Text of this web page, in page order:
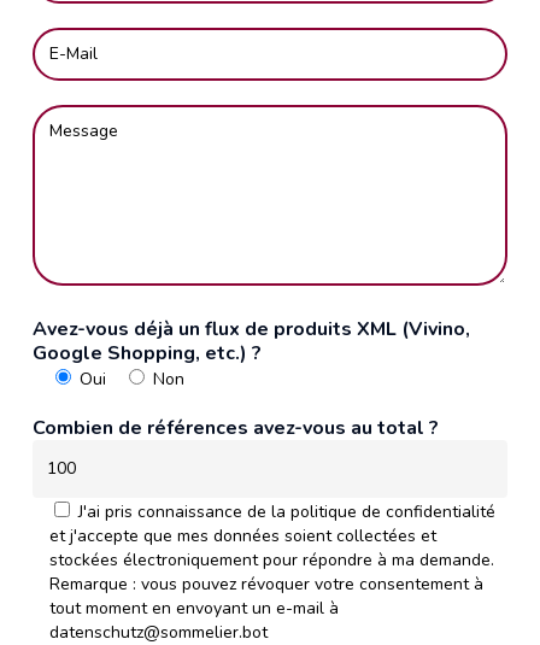
Avez-vous déjà un flux de produits XML (Vivino,
Google Shopping, etc.) ?
Oui Non
Combien de références avez-vous au total ?
J'ai pris connaissance de la politique de confidentialité
et j'accepte que mes données soient collectées et
stockées électroniquement pour répondre à ma demande.
Remarque : vous pouvez révoquer votre consentement à
tout moment en envoyant un e-mail à
datenschutz@sommelier.bot